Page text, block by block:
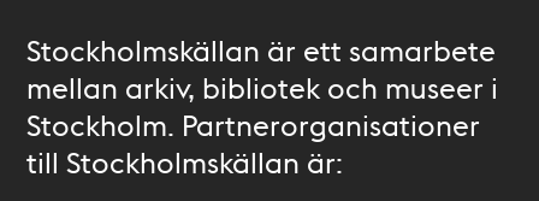
Stockholmskällan är ett samarbete
mellan arkiv, bibliotek och museer i
Stockholm. Partnerorganisationer
till Stockholmskällan är: